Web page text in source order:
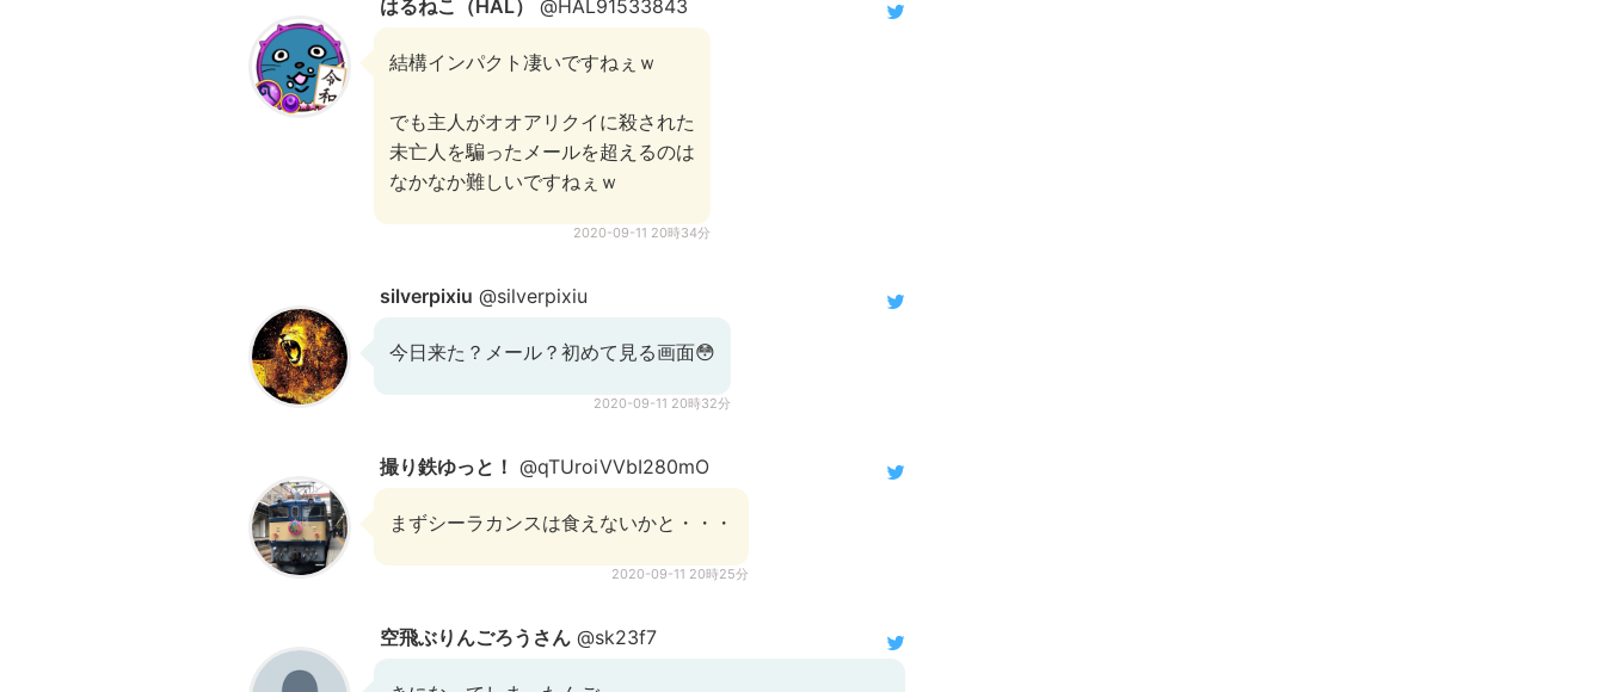
はるねこ（HAL） @HAL91533843
結構インパクト凄いですねぇｗ
でも主人がオオアリクイに殺された
未亡人を騙ったメールを超えるのは
なかなか難しいですねぇｗ
2020-09-11 20時34分
silverpixiu @silverpixiu
今日来た？メール？初めて見る画面😳
2020-09-11 20時32分
撮り鉄ゆっと！ @qTUroiVVbI280mO
まずシーラカンスは食えないかと・・・
2020-09-11 20時25分
空飛ぶりんごろうさん @sk23f7